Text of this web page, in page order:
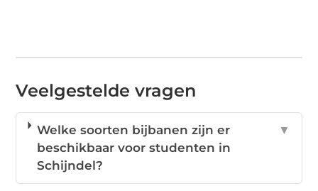
Veelgestelde vragen
Welke soorten bijbanen zijn er
beschikbaar voor studenten in
Schijndel?
▼